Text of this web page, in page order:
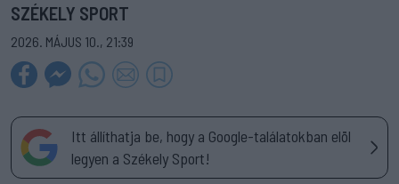
SZÉKELY SPORT
2026. MÁJUS 10., 21:39
Itt állíthatja be, hogy a Google-találatokban elöl
legyen a Székely Sport!